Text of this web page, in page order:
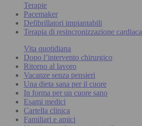
Terapie
Pacemaker
Defibrillatori impiantabili
Terapia di resincronizzazione cardiaca
Vita quotidiana
Dopo l’intervento chirurgico
Ritorno al lavoro
Vacanze senza pensieri
Una dieta sana per il cuore
In forma per un cuore sano
Esami medici
Cartella clinica
Familiari e amici